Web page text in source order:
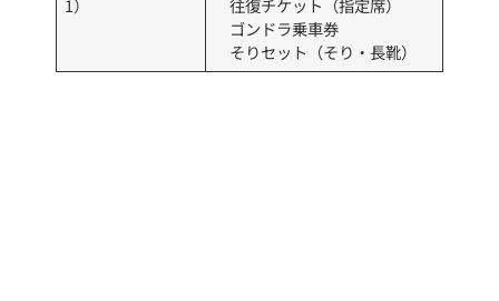
1）
往復チケット（指定席）
ゴンドラ乗車券
そりセット（そり・長靴）